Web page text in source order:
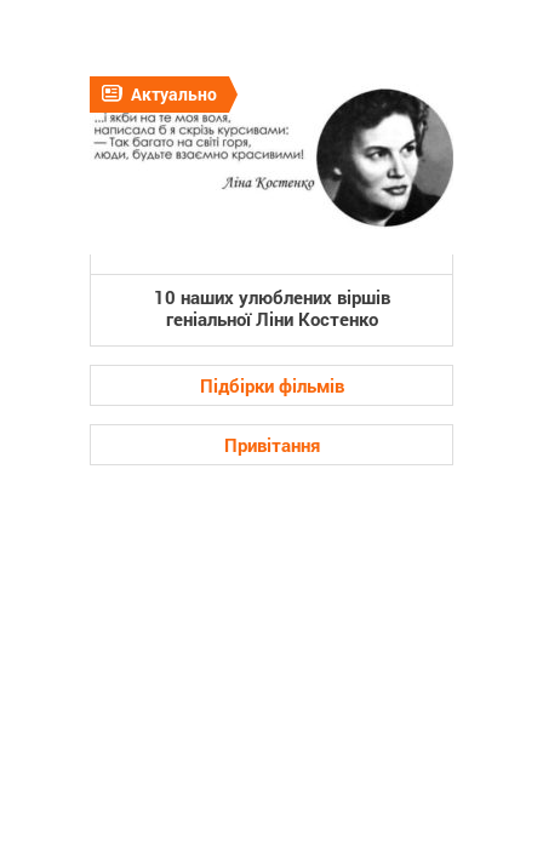
Актуально
10 наших улюблених віршів
геніальної Ліни Костенко
Підбірки фільмів
Привітання